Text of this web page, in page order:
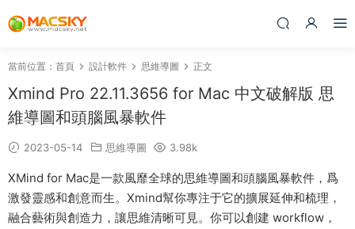
當前位置： 首頁 設計軟件 思維導圖 正文
Xmind Pro 22.11.3656 for Mac 中文破解版 思
維導圖和頭腦風暴軟件
2023-05-14 思維導圖 3.98k
XMind for Mac是一款風靡全球的思維導圖和頭腦風暴軟件，爲
激發靈感和創意而生。Xmind幫你專注于它的擴展延伸和梳理，
融合藝術與創造力，讓思維清晰可見。你可以創建 workflow，